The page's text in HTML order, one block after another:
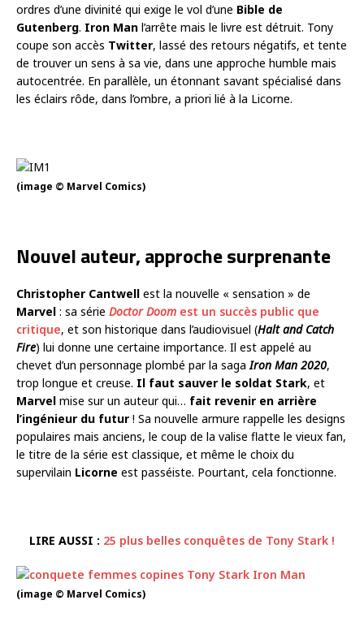
ordres d’une divinité qui exige le vol d’une Bible de
Gutenberg. Iron Man l’arrête mais le livre est détruit. Tony
coupe son accès Twitter, lassé des retours négatifs, et tente
de trouver un sens à sa vie, dans une approche humble mais
autocentrée. En parallèle, un étonnant savant spécialisé dans
les éclairs rôde, dans l’ombre, a priori lié à la Licorne.
(image © Marvel Comics)
Nouvel auteur, approche surprenante
Christopher Cantwell est la nouvelle « sensation » de
Marvel : sa série Doctor Doom est un succès public que
critique, et son historique dans l’audiovisuel (Halt and Catch
Fire) lui donne une certaine importance. Il est appelé au
chevet d’un personnage plombé par la saga Iron Man 2020,
trop longue et creuse. Il faut sauver le soldat Stark, et
Marvel mise sur un auteur qui… fait revenir en arrière
l’ingénieur du futur ! Sa nouvelle armure rappelle les designs
populaires mais anciens, le coup de la valise flatte le vieux fan,
le titre de la série est classique, et même le choix du
supervilain Licorne est passéiste. Pourtant, cela fonctionne.
LIRE AUSSI : 25 plus belles conquêtes de Tony Stark !
(image © Marvel Comics)